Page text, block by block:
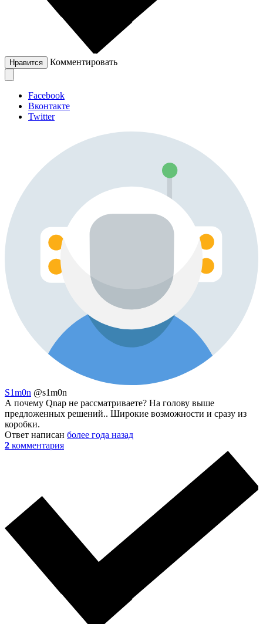
Нравится Комментировать
Facebook
Вконтакте
Twitter
S1m0n @s1m0n
А почему Qnap не рассматриваете? На голову выше
предложенных решений.. Широкие возможности и сразу из
коробки.
Ответ написан более года назад
2 комментария